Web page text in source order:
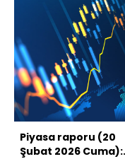
Piyasa raporu (20
Şubat 2026 Cuma):